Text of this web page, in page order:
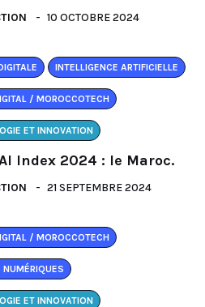
10 OCTOBRE 2024
INTELLIGENCE ARTIFICIELLE
/ MOROCCOTECH
ET INNOVATION
Index 2024 : le Maroc.
21 SEPTEMBRE 2024
/ MOROCCOTECH
NUMÉRIQUES
ET INNOVATION